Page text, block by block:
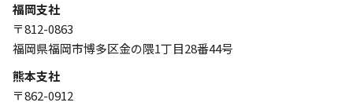
福岡支社
〒812-0863
福岡県福岡市博多区金の隈1丁目28番44号
熊本支社
〒862-0912